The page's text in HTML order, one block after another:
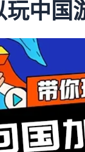
玩中国